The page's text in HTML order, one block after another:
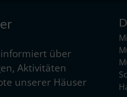
informiert über
Aktivitäten
unserer Häuser